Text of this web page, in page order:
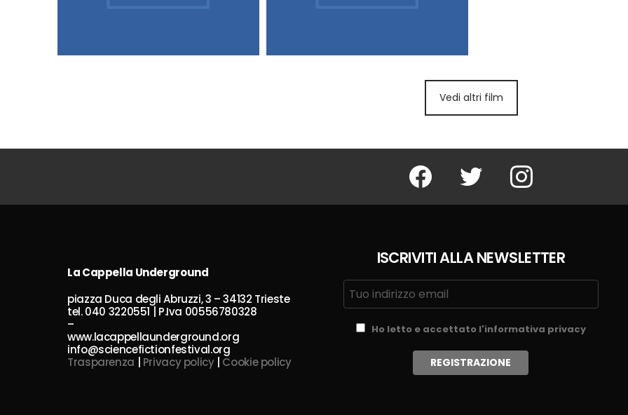
Vedi altri film
Facebook Twitter Instagram
La Cappella Underground
piazza Duca degli Abruzzi, 3 – 34132 Trieste
tel. 040 3220551 | P.Iva 00556780328
–
www.lacappellaunderground.org
info@sciencefictionfestival.org
Trasparenza | Privacy policy| Cookie policy
ISCRIVITI ALLA NEWSLETTER
Ho letto e accettato l'informativa privacy